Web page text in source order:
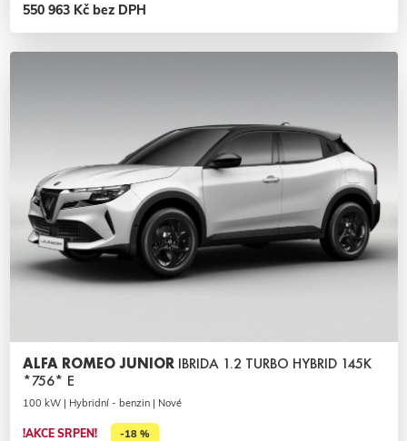
550 963 Kč bez DPH
ALFA ROMEO JUNIOR IBRIDA 1.2 TURBO HYBRID 145K
*756* E
100 kW | Hybridní - benzin | Nové
!AKCE SRPEN! -18 %